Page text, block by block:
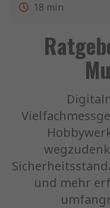
18 min
und mehr